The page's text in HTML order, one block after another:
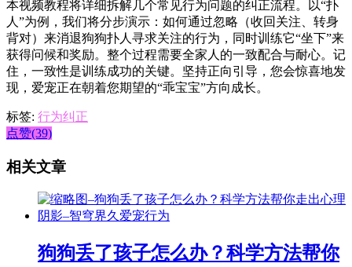
本视频教程将详细拆解几个常见行为问题的纠正流程。以“扑
人”为例，我们将分步演示：如何通过忽略（收回关注、转身
背对）来消退狗狗扑人寻求关注的行为，同时训练它“坐下”来
获得问候和奖励。整个过程需要全家人的一致配合与耐心。记
住，一致性是训练成功的关键。坚持正向引导，您会惊喜地发
现，爱宠正在朝着您期望的“乖宝宝”方向成长。
标签: 行为纠正
点赞(39)
相关文章
狗狗丢了孩子怎么办？科学方法帮你